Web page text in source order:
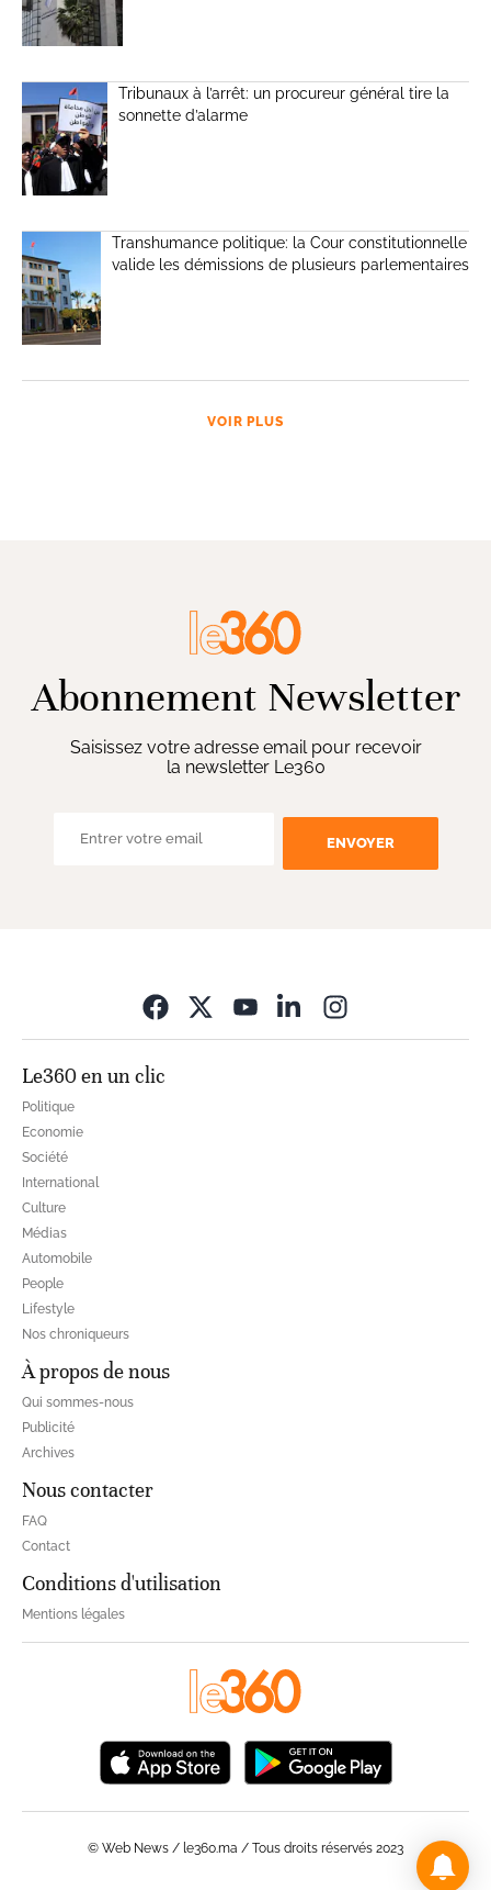
Tribunaux à l’arrêt: un procureur général tire la
sonnette d’alarme
Transhumance politique: la Cour constitutionnelle
valide les démissions de plusieurs parlementaires
VOIR PLUS
Abonnement Newsletter
Saisissez votre adresse email pour recevoir
la newsletter Le360
ENVOYER
Le360 en un clic
Politique
Economie
Société
International
Culture
Médias
Automobile
People
Lifestyle
Nos chroniqueurs
À propos de nous
Qui sommes-nous
Publicité
Archives
Nous contacter
FAQ
Contact
Conditions d'utilisation
Mentions légales
© Web News / le360.ma / Tous droits réservés 2023